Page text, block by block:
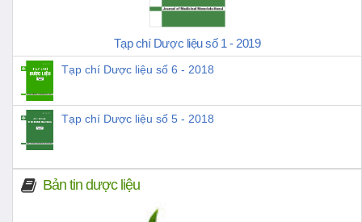
Tạp chí Dược liệu số 1 - 2019
Tạp chí Dược liệu số 6 - 2018
Tạp chí Dược liệu số 5 - 2018
Bản tin dược liệu